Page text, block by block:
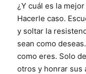
¿Y cuál es la
Hacerle caso.
y soltar la
sean como
como eres. Solo
otros y honrar sus